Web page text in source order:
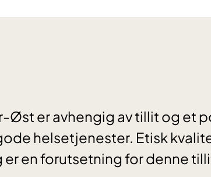
Øst er avhengig av tillit og et
helsetjenester. Etisk
en forutsetning for denne